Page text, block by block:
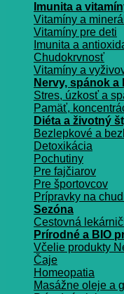
Imunita a
Vitamíny a
Vitamíny pre deti
Imunita a
Chudokrvnosť
Vitamíny a
Nervy, spánok
Stres, úzkosť a
Pamäť,
Diéta a životný
Bezlepkové a
Detoxikácia
Pochutiny
Pre fajčiarov
Pre športovcov
Prípravky na
Sezóna
Cestovná
Prírodné a BIO
Včelie produkty
Čaje
Homeopatia
Masážne oleje a